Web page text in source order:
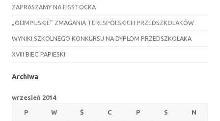
ZAPRASZAMY NA EISSTOCKA
„OLIMPIJSKIE” ZMAGANIA TERESPOLSKICH PRZEDSZKOLAKÓW
WYNIKI SZKOLNEGO KONKURSU NA DYPLOM PRZEDSZKOLAKA
XVIII BIEG PAPIESKI
Archiwa
wrzesień 2014
P W Ś C P S N